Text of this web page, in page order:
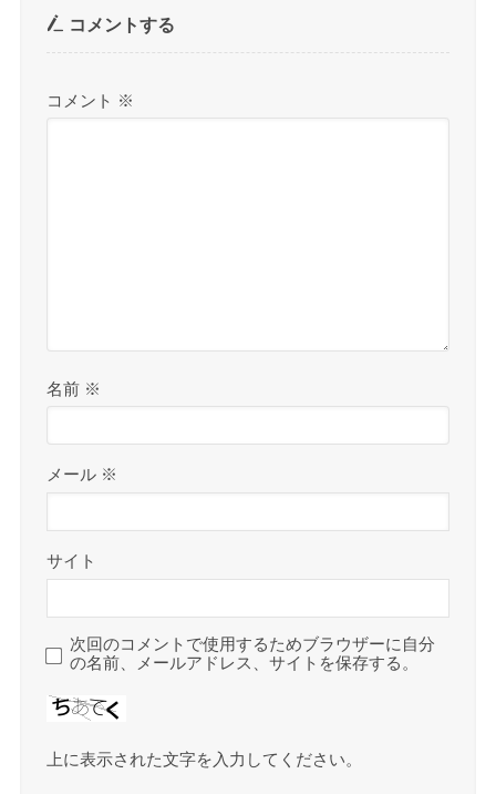
コメントする
コメント ※
名前 ※
メール ※
サイト
次回のコメントで使用するためブラウザーに自分
の名前、メールアドレス、サイトを保存する。
上に表示された文字を入力してください。